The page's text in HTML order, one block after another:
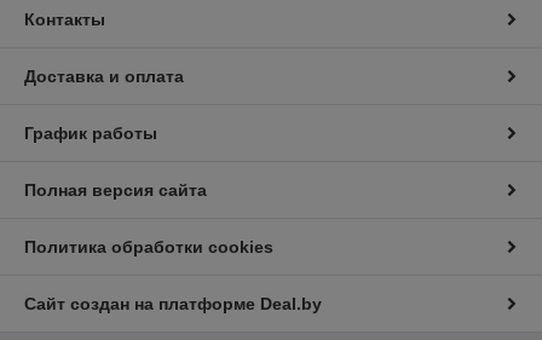
Контакты
Доставка и оплата
График работы
Полная версия сайта
Политика обработки cookies
Сайт создан на платформе Deal.by